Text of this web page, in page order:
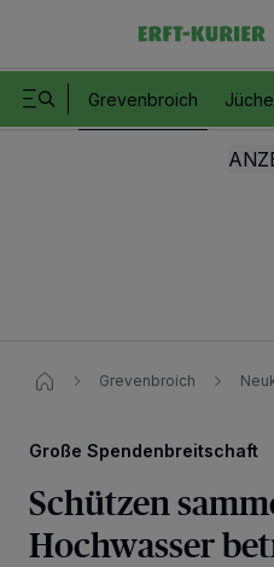
Grevenbroich
Grevenbroich
Große Spendenbreitschaft
Schützen
Hochwasser